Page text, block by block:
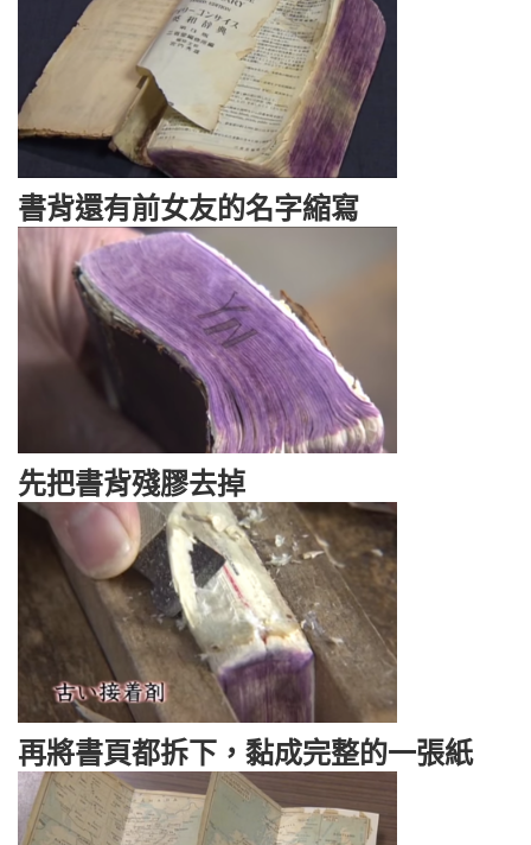
書背還有前女友的名字縮寫
先把書背殘膠去掉
再將書頁都拆下，黏成完整的一張紙